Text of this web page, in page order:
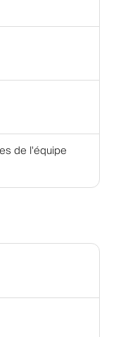
de l'équipe